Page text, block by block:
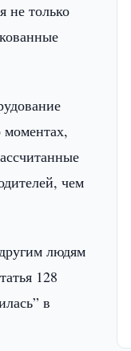
не только
моментах,
чем
людям
128
в